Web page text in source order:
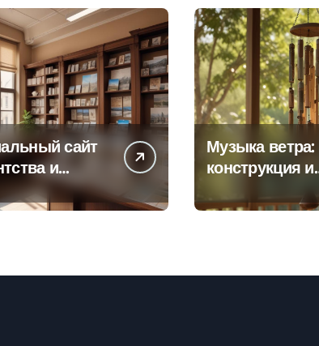
сайт
и
офисов
по регионам
Музыка ветра:
конструкция и
звучания